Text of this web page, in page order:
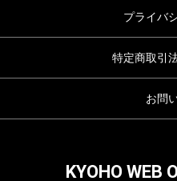
プライバ
特定商取引
お問
KYOHO WEB